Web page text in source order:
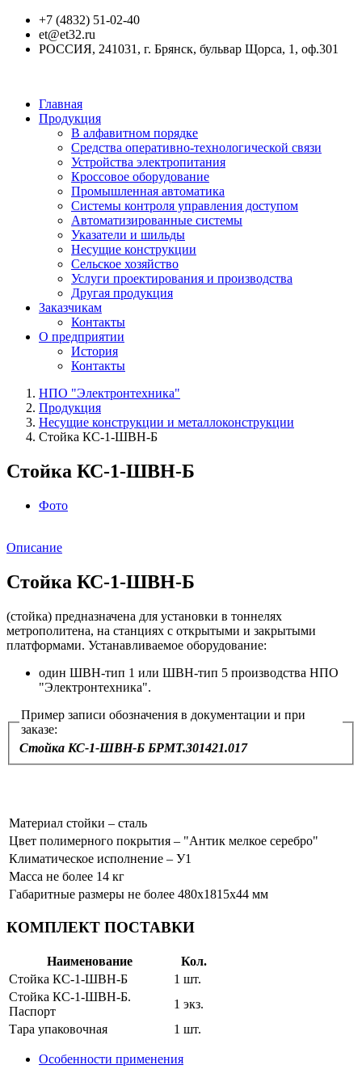
+7 (4832) 51-02-40
et@et32.ru
РОССИЯ, 241031, г. Брянск, бульвар Щорса, 1, оф.301
Главная
Продукция
В алфавитном порядке
Средства оперативно-технологической связи
Устройства электропитания
Кроссовое оборудование
Промышленная автоматика
Системы контроля управления доступом
Автоматизированные системы
Указатели и шильды
Несущие конструкции
Сельское хозяйство
Услуги проектирования и производства
Другая продукция
Заказчикам
Контакты
О предприятии
История
Контакты
НПО "Электронтехника"
Продукция
Несущие конструкции и металлоконструкции
Стойка КС-1-ШВН-Б
Стойка КС-1-ШВН-Б
Фото
Описание
Стойка КС-1-ШВН-Б
(стойка) предназначена для установки в тоннелях
метрополитена, на станциях с открытыми и закрытыми
платформами. Устанавливаемое оборудование:
один ШВН-тип 1 или ШВН-тип 5 производства НПО
"Электронтехника".
Пример записи обозначения в документации и при
заказе:
Стойка КС-1-ШВН-Б БРМТ.301421.017
Материал стойки – сталь
Цвет полимерного покрытия – "Антик мелкое серебро"
Климатическое исполнение – У1
Масса не более 14 кг
Габаритные размеры не более 480х1815х44 мм
КОМПЛЕКТ ПОСТАВКИ
Наименование
Кол.
Стойка КС-1-ШВН-Б
1 шт.
Стойка КС-1-ШВН-Б.
Паспорт
1 экз.
Тара упаковочная
1 шт.
Особенности применения